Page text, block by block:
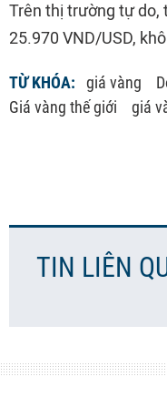
Trên thị trường tự do,
25.970 VND/USD,
TỪ KHÓA: giá vàng
Giá vàng thế giới
giá
TIN LIÊN